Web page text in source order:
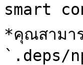
smart
*คุณสามา
`.deps/